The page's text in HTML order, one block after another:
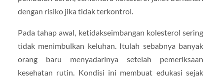
dengan risiko jika tidak terkontrol.
Pada tahap awal, ketidakseimbangan kolesterol sering
tidak menimbulkan keluhan. Itulah sebabnya banyak
orang baru menyadarinya setelah pemeriksaan
kesehatan rutin. Kondisi ini membuat edukasi sejak